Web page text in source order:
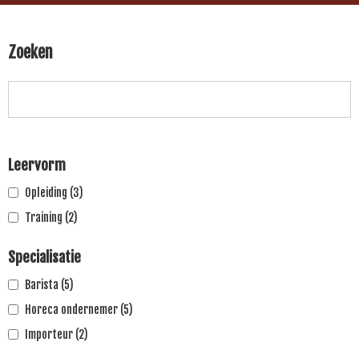
Zoeken
Leervorm
Opleiding (3)
Training (2)
Specialisatie
Barista (5)
Horeca ondernemer (5)
Importeur (2)